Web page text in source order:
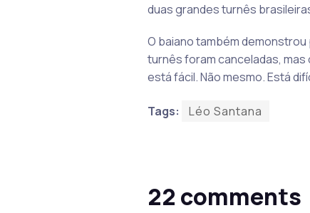
duas grandes turnês
O baiano também
turnês foram canceladas,
está fácil. Não mesmo. Está
Tags: Léo Santana
22 comments